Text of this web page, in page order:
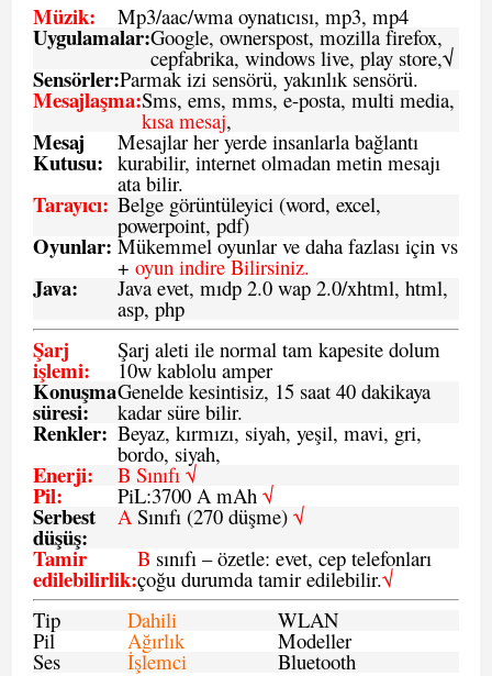
Müzik: Mp3/aac/wma oynatıcısı, mp3, mp4
Uygulamalar:Google, ownerspost, mozilla firefox,
cepfabrika, windows live, play store,√
Sensörler:Parmak izi sensörü, yakınlık sensörü.
Mesajlaşma:Sms, ems, mms, e-posta, multi media,
kısa mesaj,
Mesaj
Kutusu:
Mesajlar her yerde insanlarla bağlantı
kurabilir, internet olmadan metin mesajı
ata bilir.
Tarayıcı: Belge görüntüleyici (word, excel,
powerpoint, pdf)
Oyunlar: Mükemmel oyunlar ve daha fazlası için vs
+ oyun indire Bilirsiniz.
Java: Java evet, mıdp 2.0 wap 2.0/xhtml, html,
asp, php
Şarj
işlemi:
Şarj aleti ile normal tam kapesite dolum
10w kablolu amper
Konuşma
süresi:
Genelde kesintisiz, 15 saat 40 dakikaya
kadar süre bilir.
Renkler: Beyaz, kırmızı, siyah, yeşil, mavi, gri,
bordo, siyah,
Enerji: B Sınıfı √
Pil: PiL:3700 A mAh √
Serbest
düşüş:
ASınıfı (270 düşme) √
Tamir
edilebilirlik:
B sınıfı – özetle: evet, cep telefonları
çoğu durumda tamir edilebilir.√
Tip
Dahili WLAN
Pil Ağırlık Modeller
Ses İşlemci Bluetooth